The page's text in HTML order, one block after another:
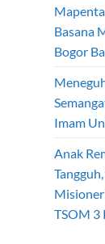
Basana
Bogor
Imam
Anak
Misioner
TSOM 3